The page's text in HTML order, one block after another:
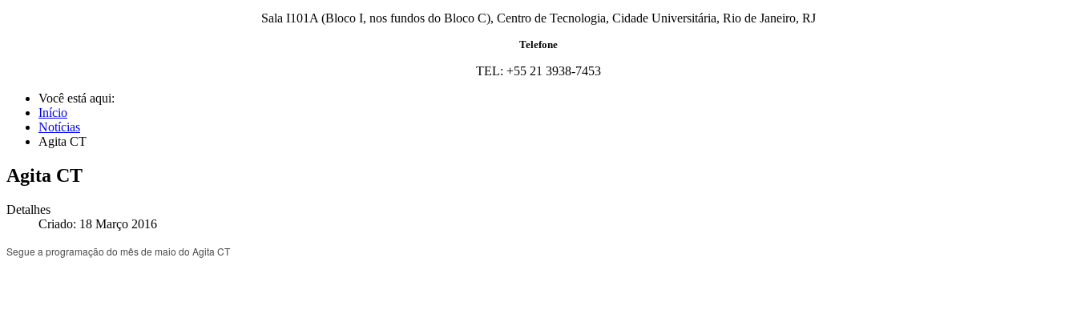
Sala I101A (Bloco I, nos fundos do Bloco C), Centro de Tecnologia, Cidade Universitária, Rio de Janeiro, RJ
Telefone
TEL: +55 21 3938-7453
Você está aqui:
Início
Notícias
Agita CT
Agita CT
Detalhes
Criado: 18 Março 2016
Segue a programação do mês de maio do Agita CT